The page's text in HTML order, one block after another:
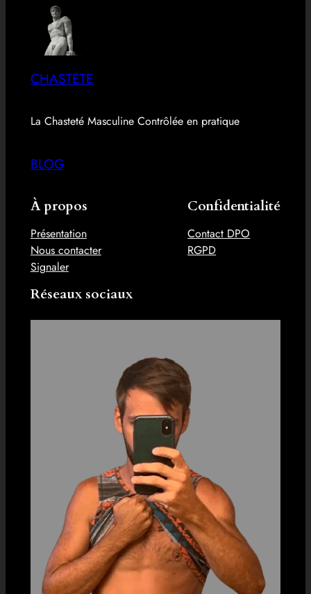
CHASTETE
La Chasteté Masculine Contrôlée en pratique
BLOG
À propos
Présentation
Nous contacter
Signaler
Confidentialité
Contact DPO
RGPD
Réseaux sociaux